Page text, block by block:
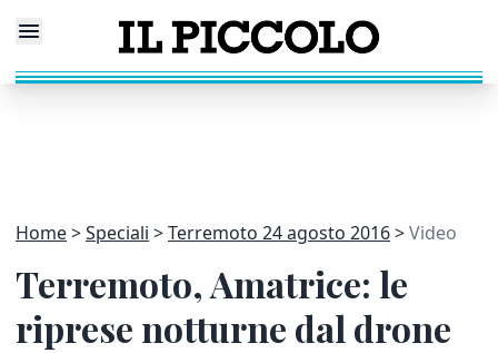
Home Speciali Terremoto 24 agosto 2016 Video
Terremoto, Amatrice: le
riprese notturne dal drone